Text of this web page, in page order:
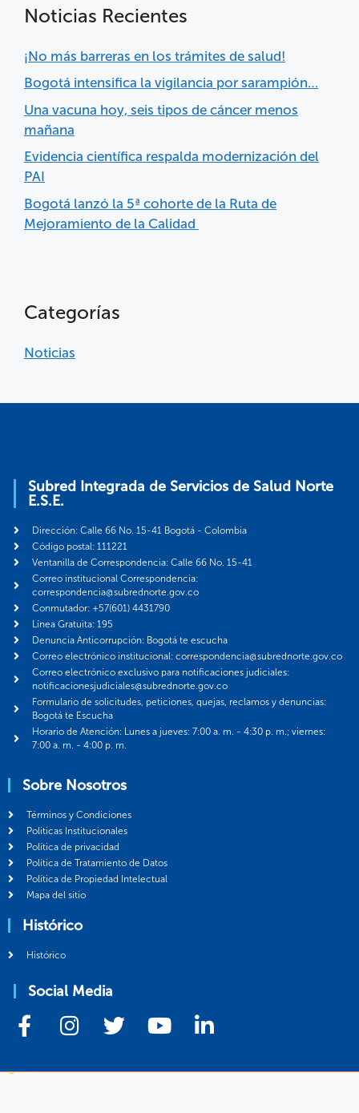
Noticias Recientes
¡No más barreras en los trámites de salud!
Bogotá intensifica la vigilancia por sarampión…
Una vacuna hoy, seis tipos de cáncer menos
mañana
Evidencia científica respalda modernización del
PAI
Bogotá lanzó la 5ª cohorte de la Ruta de
Mejoramiento de la Calidad
Categorías
Noticias
Subred Integrada de Servicios de Salud Norte
E.S.E.
Dirección: Calle 66 No. 15-41 Bogotá - Colombia
Código postal: 111221
Ventanilla de Correspondencia: Calle 66 No. 15-41
Correo institucional Correspondencia:
correspondencia@subrednorte.gov.co
Conmutador: +57(601) 4431790
Línea Gratuita: 195
Denuncia Anticorrupción: Bogotá te escucha
Correo electrónico institucional: correspondencia@subrednorte.gov.co
Correo electrónico exclusivo para notificaciones judiciales:
notificacionesjudiciales@subrednorte.gov.co
Formulario de solicitudes, peticiones, quejas, reclamos y denuncias:
Bogotá te Escucha
Horario de Atención: Lunes a jueves: 7:00 a. m. - 4:30 p. m.; viernes:
7:00 a. m. - 4:00 p. m.
Sobre Nosotros
Términos y Condiciones
Politicas Institucionales
Política de privacidad
Política de Tratamiento de Datos
Política de Propiedad Intelectual
Mapa del sitio
Histórico
Histórico
Social Media